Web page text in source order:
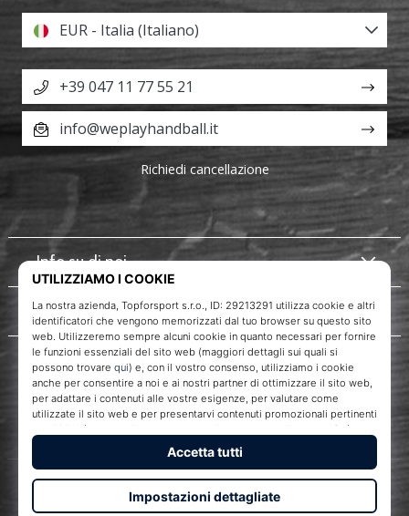
WePlayHandball.it
Info su di noi
Servizio clienti
EUR - Italia (Italiano)
+39 047 11 77 55 21
info@weplayhandball.it
Richiedi cancellazione
Topforsport s. r. o., Dukelská třída 1666/106, Brno, 614 00
codice fiscale: CZ29213291